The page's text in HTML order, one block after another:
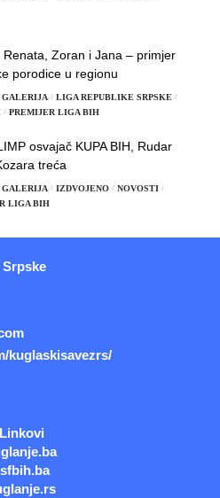
Renata, Zoran i Jana – primjer
porodice u regionu
GALERIJA
LIGA REPUBLIKE SRPSKE
PREMIJER LIGA BIH
osvajač KUPA BIH, Rudar
treća
GALERIJA IZDVOJENO
NOVOSTI
LIGA BIH
kuglaskisavezrs/
Linkovi